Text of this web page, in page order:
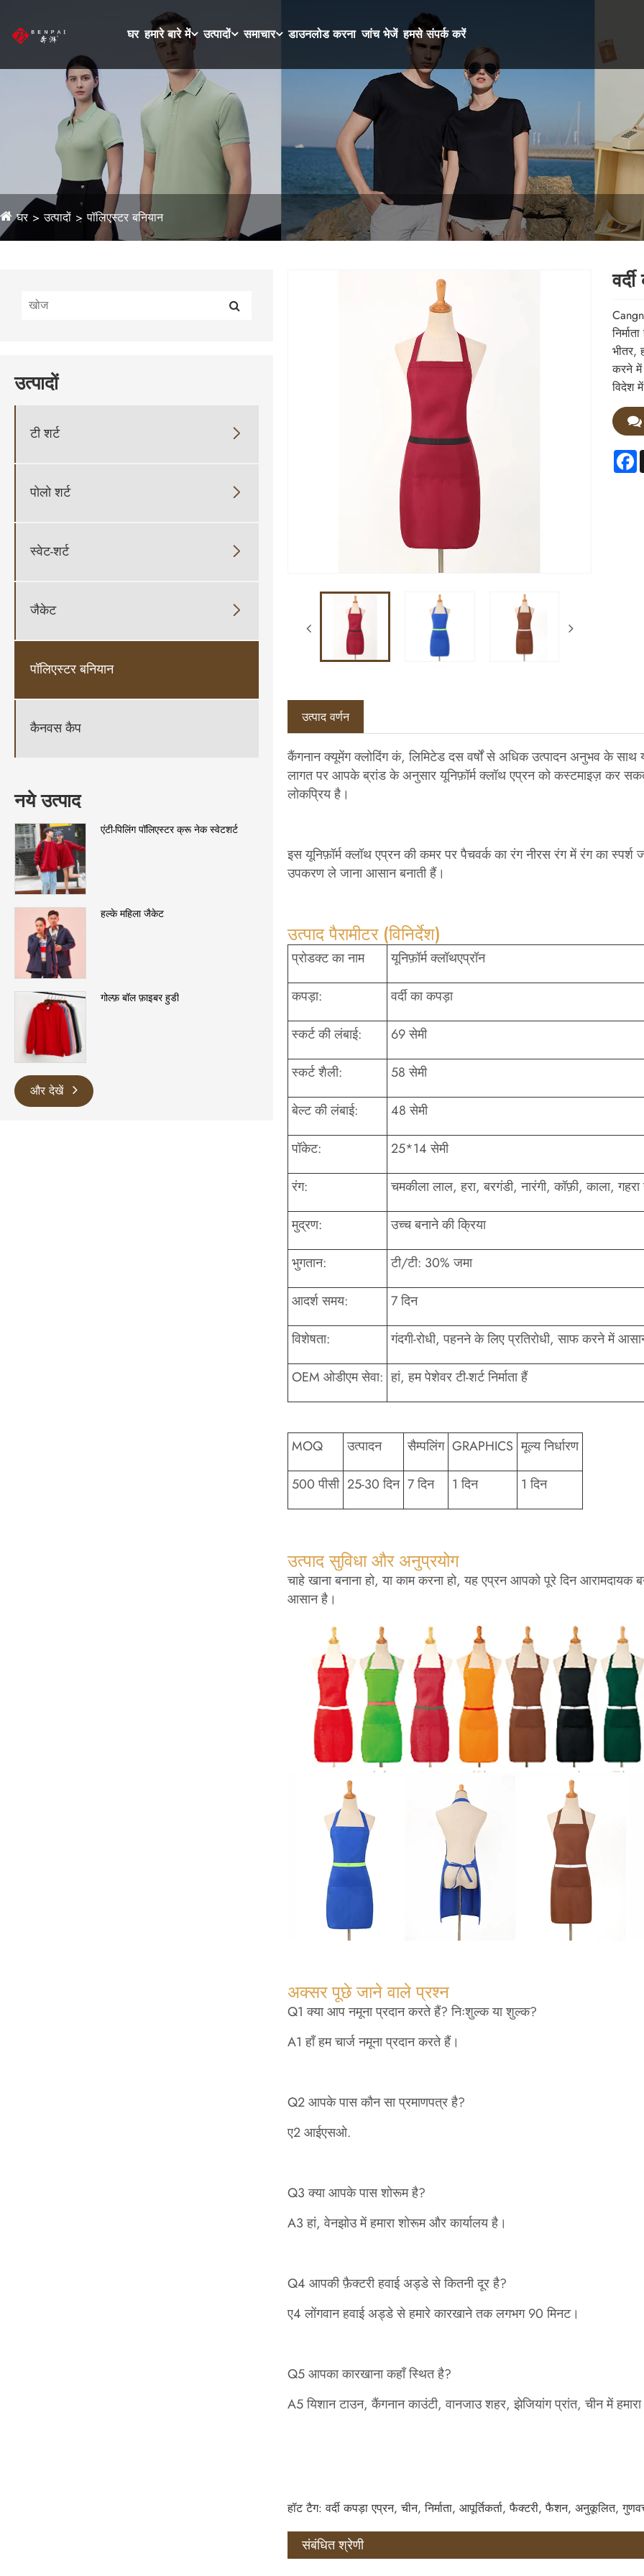
घर हमारे बारे में उत्पादों समाचार डाउनलोड करना जांच भेजें हमसे संपर्क करें
घर उत्पादों पॉलिएस्टर बनियान
उत्पादों
टी शर्ट 
पोलो शर्ट 
स्वेट-शर्ट 
जैकेट 
पॉलिएस्टर बनियान
कैनवस कैप
नये उत्पाद
एंटी-पिलिंग पॉलिएस्टर क्रू नेक स्वेटशर्ट
हल्के महिला जैकेट
गोल्फ़ बॉल फ़ाइबर हुडी
और देखें
भीतर,
करने में
विदेश
उत्पाद वर्णन
कैंगनान क्यूमेंग क्लोदिंग कं, लिमिटेड दस वर्षों से अधिक उत्पादन अनुभव के साथ
लागत पर आपके ब्रांड के अनुसार यूनिफ़ॉर्म क्लॉथ एप्रन को कस्टमाइज़ कर
लोकप्रिय है।
इस यूनिफ़ॉर्म क्लॉथ एप्रन की कमर पर पैचवर्क का रंग नीरस रंग में रंग का
उपकरण ले जाना आसान बनाती हैं।
उत्पाद पैरामीटर (विनिर्देश)
प्रोडक्ट का नाम यूनिफ़ॉर्म क्लॉथएप्रॉन
कपड़ा: वर्दी का कपड़ा
स्कर्ट की लंबाई: 69 सेमी
स्कर्ट शैली: 58 सेमी
बेल्ट की लंबाई: 48 सेमी
पॉकेट: 25*14 सेमी
रंग: चमकीला लाल, हरा, बरगंडी, नारंगी, कॉफ़ी, काला, गहरा
मुद्रण: उच्च बनाने की क्रिया
भुगतान: टी/टी: 30% जमा
आदर्श समय: 7 दिन
विशेषता: गंदगी-रोधी, पहनने के लिए प्रतिरोधी, साफ करने में
OEM ओडीएम सेवा: हां, हम पेशेवर टी-शर्ट निर्माता हैं
MOQ उत्पादन सैम्पलिंग GRAPHICS मूल्य निर्धारण
500 पीसी 25-30 दिन 7 दिन 1 दिन 1 दिन
उत्पाद सुविधा और अनुप्रयोग
चाहे खाना बनाना हो, या काम करना हो, यह एप्रन आपको पूरे दिन
आसान है।
अक्सर पूछे जाने वाले प्रश्न
Q1 क्या आप नमूना प्रदान करते हैं? निःशुल्क या शुल्क?
A1 हाँ हम चार्ज नमूना प्रदान करते हैं।
Q2 आपके पास कौन सा प्रमाणपत्र है?
ए2 आईएसओ.
Q3 क्या आपके पास शोरूम है?
A3 हां, वेनझोउ में हमारा शोरूम और कार्यालय है।
Q4 आपकी फ़ैक्टरी हवाई अड्डे से कितनी दूर है?
ए4 लोंगवान हवाई अड्डे से हमारे कारखाने तक लगभग 90 मिनट।
Q5 आपका कारखाना कहाँ स्थित है?
A5 यिशान टाउन, कैंगनान काउंटी, वानजाउ शहर, झेजियांग प्रांत, चीन में
हॉट टैग: वर्दी कपड़ा एप्रन, चीन, निर्माता, आपूर्तिकर्ता, फैक्टरी, फैशन, अनुकूलित,
संबंधित श्रेणी